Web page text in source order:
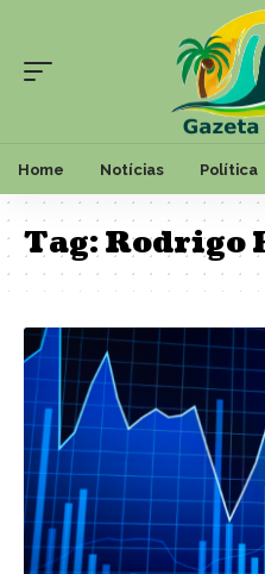
Home Notícias Política
Tag:Rodrigo